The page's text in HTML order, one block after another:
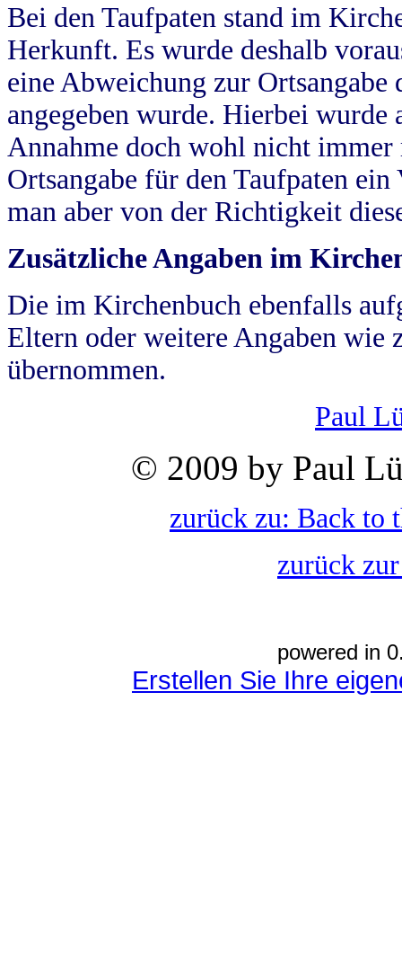
Bei den Taufpaten stand im
Herkunft. Es wurde deshalb
eine Abweichung zur
angegeben wurde. Hierbei wurde
Annahme doch wohl nicht
Ortsangabe für den Taufpaten
man aber von der Richtigkeit
Zusätzliche Angaben im
Die im Kirchenbuch ebenfalls
Eltern oder weitere Angaben wie
übernommen.
Paul
© 2009 by Paul
zurück zu: Back to
zurück
powered in
Erstellen Sie Ihre